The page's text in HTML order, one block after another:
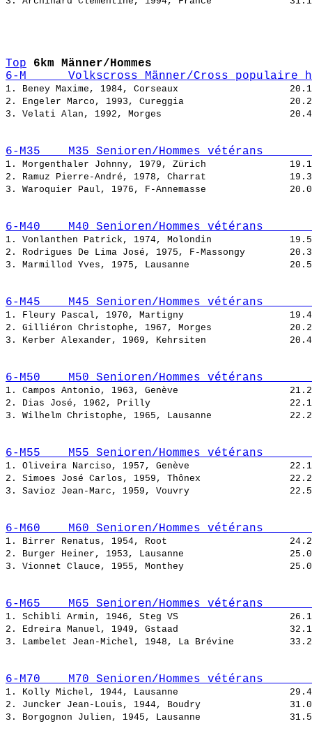
Top
6km Männer/Hommes
6-M      Volkscross Männer/Cross populaire
1. Beney Maxime, 1984, Corseaux
2. Engeler Marco, 1993, Cureggia
3. Velati Alan, 1992, Morges
6-M35    M35 Senioren/Hommes vétérans
1. Morgenthaler Johnny, 1979, Zürich
2. Ramuz Pierre-André, 1978, Charrat
3. Waroquier Paul, 1976, F-Annemasse
6-M40    M40 Senioren/Hommes vétérans
1. Vonlanthen Patrick, 1974, Molondin
2. Rodrigues De Lima José, 1975, F-Massongy
3. Marmillod Yves, 1975, Lausanne
6-M45    M45 Senioren/Hommes vétérans
1. Fleury Pascal, 1970, Martigny
2. Gilliéron Christophe, 1967, Morges
3. Kerber Alexander, 1969, Kehrsiten
6-M50    M50 Senioren/Hommes vétérans
1. Campos Antonio, 1963, Genève
2. Dias José, 1962, Prilly
3. Wilhelm Christophe, 1965, Lausanne
6-M55    M55 Senioren/Hommes vétérans
1. Oliveira Narciso, 1957, Genève
2. Simoes José Carlos, 1959, Thônex
3. Savioz Jean-Marc, 1959, Vouvry
6-M60    M60 Senioren/Hommes vétérans
1. Birrer Renatus, 1954, Root
2. Burger Heiner, 1953, Lausanne
3. Vionnet Clauce, 1955, Monthey
6-M65    M65 Senioren/Hommes vétérans
1. Schibli Armin, 1946, Steg VS
2. Edreira Manuel, 1949, Gstaad
3. Lambelet Jean-Michel, 1948, La Brévine
6-M70    M70 Senioren/Hommes vétérans
1. Kolly Michel, 1944, Lausanne
2. Juncker Jean-Louis, 1944, Boudry
3. Borgognon Julien, 1945, Lausanne